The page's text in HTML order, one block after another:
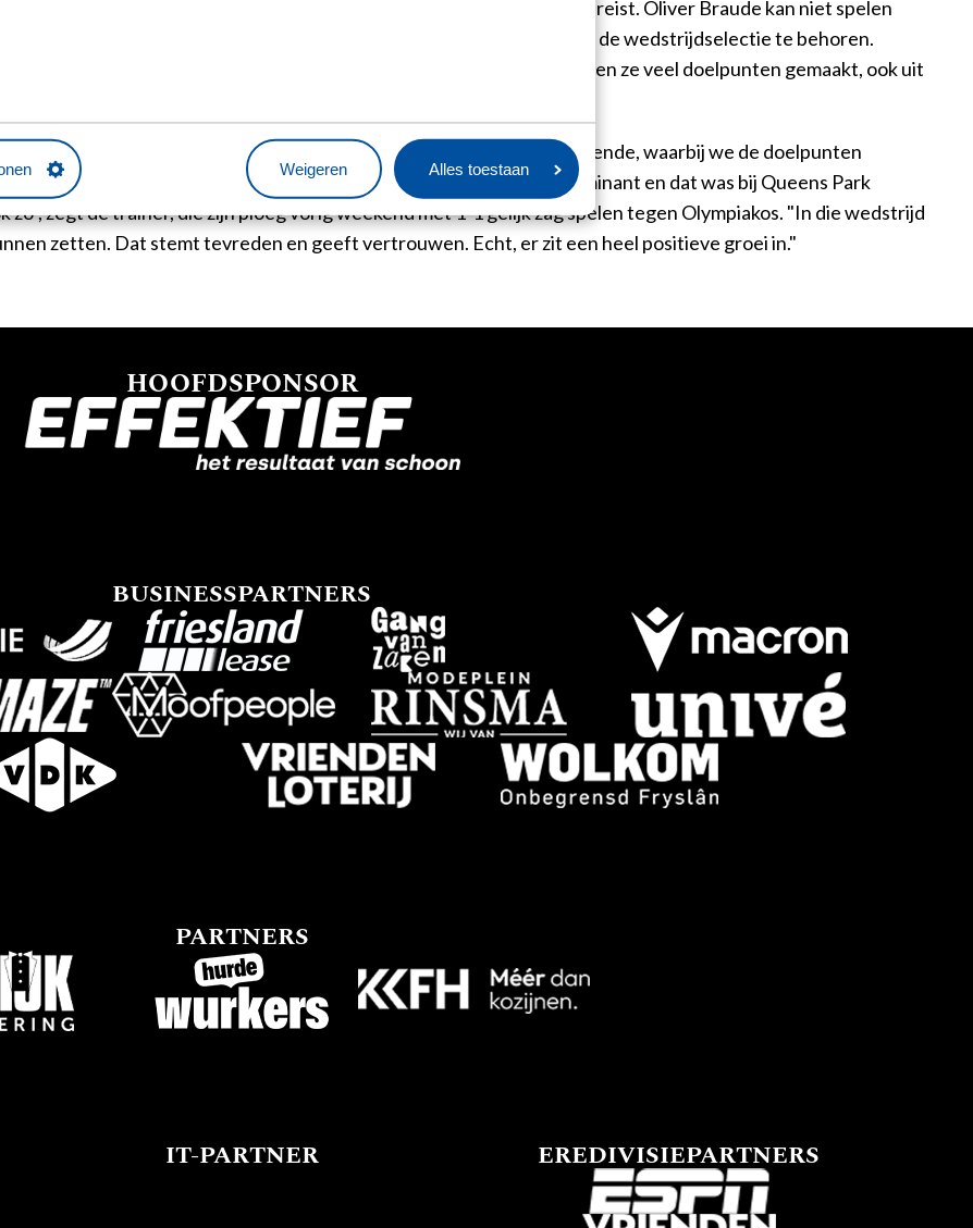
Weigeren Alles toestaan
de Friezen er staan, als FC Volendam naar het Abe Lenstra stadion afreist. Oliver Braude kan niet spelen
en Amourricho van Axel Dongen zijn nog niet fit genoeg om tot de wedstrijdselectie te behoren.
"Voor dit duel is absoluut geen onderschatting. Vorig jaar hebben ze veel doelpunten gemaakt, ook uit
uitgaan."
sterke punten. "Tegen Almere City FC en Telstar waren we nog zoekende, waarbij we de doelpunten
we ook een aantal grote kansen. Tegen Charleroi waren we ook dominant en dat was bij Queens Park
zegt de trainer, die zijn ploeg vorig weekend met 1-1 gelijk zag spelen tegen Olympiakos. "In die wedstrijd
zetten. Dat stemt tevreden en geeft vertrouwen. Echt, er zit een heel positieve groei in."
HOOFDSPONSOR
BUSINESSPARTNERS
PARTNERS
IT-PARTNER EREDIVISIEPARTNERS